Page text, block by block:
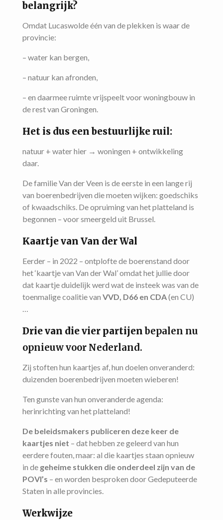
belangrijk?
Omdat Lucaswolde één van de plekken is waar de
provincie:
– water kan bergen,
– natuur kan afronden,
– en daarmee ruimte vrijspeelt voor woningbouw in
de rest van Groningen.
Het is dus een bestuurlijke ruil:
natuur + water hier → woningen + ontwikkeling
daar.
De familie Van der Veen is de eerste in een lange rij
van boerenbedrijven die moeten wijken: goedschiks
of kwaadschiks. De opruiming van het platteland is
begonnen – voor smeergeld uit Brussel.
Kaartje van Van der Wal
Eerder – in 2022 – ontplofte de boerenstand door
het ‘kaartje van Van der Wal’ omdat het jullie door
dat kaartje duidelijk werd wat de insteek was van de
toenmalige coalitie van VVD, D66 en CDA(en CU)
…
Drie van die vier partijenbepalen nu
opnieuw voor Nederland.
Zij stoften hun kaartjes af, hun doelen onveranderd:
duizenden boerenbedrijven moeten wieberen!
Ten gunste van hun onveranderde agenda:
herinrichting van het platteland!
De beleidsmakers publiceren deze keer de
kaartjes niet – dat hebben ze geleerd van hun
eerdere fouten, maar: al die kaartjes staan opnieuw
in de geheime stukken die onderdeel zijn van de
POVI’s – en worden besproken door Gedeputeerde
Staten in alle provincies.
Werkwijze